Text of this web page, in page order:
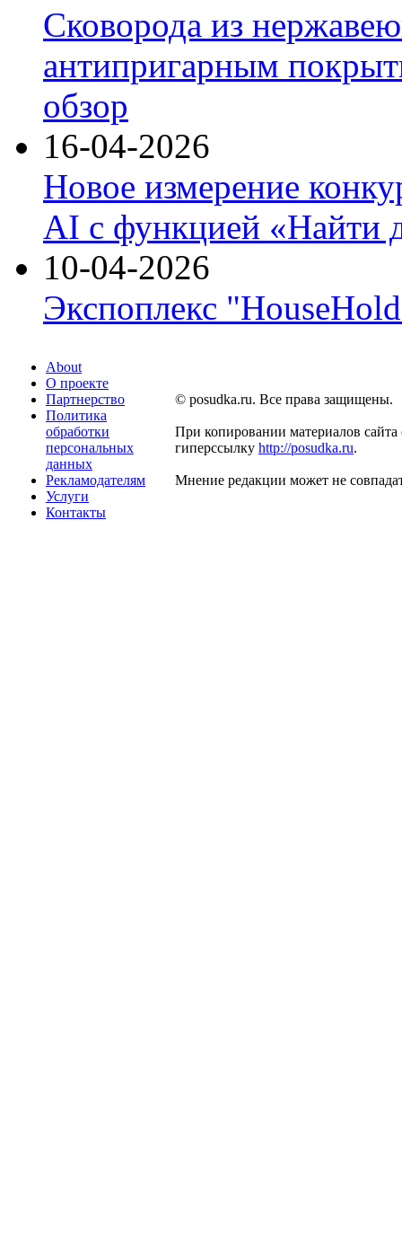
Сковорода из
антипригарным
обзор
16-04-2026
Новое измерение
AI с функцией «Найти
10-04-2026
Экспоплекс
About
О проекте
Партнерство
Политика
обработки
персональных
данных
Рекламодателям
Услуги
Контакты
© posudka.ru. Все права защищены.
При копировании материалов сайта
гиперссылку http://posudka.ru.
Мнение редакции может не